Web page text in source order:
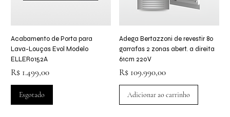
Acabamento de Porta para
Lava-Louças Evol Modelo
ELLER0152A
Preço
R$ 1.499,00
Esgotado
Adega Bertazzoni de revestir 80
garrafas 2 zonas abert. a direita
61cm 220V
Preço
R$ 109.990,00
Adicionar ao carrinho